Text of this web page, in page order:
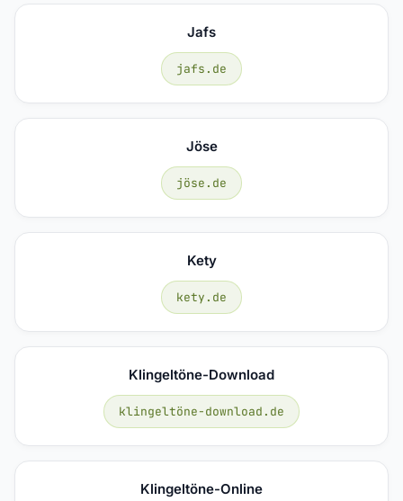
Jafs
jafs.de
Jöse
jöse.de
Kety
kety.de
Klingeltöne-Download
klingeltöne-download.de
Klingeltöne-Online